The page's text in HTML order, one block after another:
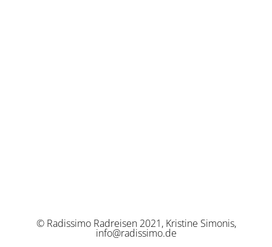
© Radissimo Radreisen 2021, Kristine Simonis,
info@radissimo.de